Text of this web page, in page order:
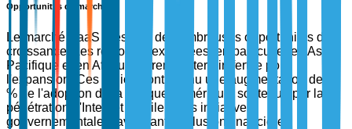
Opportunités de marché
Le marché BaaS présente de nombreuses opportunités de
croissance. Les régions inexploitées, en particulier en Asie-
Pacifique et en Afrique, offrent un terrain fertile pour
l'expansion. Ces régions ont connu une augmentation de 70
% de l'adoption de la banque numérique, soutenue par la
pénétration d'Internet mobile et les initiatives
gouvernementales favorisant l'inclusion financière.